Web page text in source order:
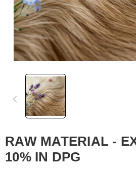
RAW MATERIAL -
10% IN DPG